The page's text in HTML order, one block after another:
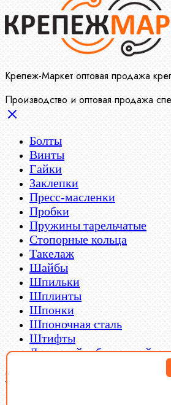
Крепеж-Маркет оптовая продажа
Производство и оптовая продажа
Болты
Винты
Гайки
Заклепки
Пресс-масленки
Пробки
Пружины тарельчатые
Стопорные кольца
Такелаж
Шайбы
Шпильки
Шплинты
Шпонки
Шпоночная сталь
Штифты
Латунный и бронзовый
Filter By